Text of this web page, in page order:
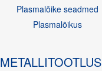
Plasmalõike seadmed
Plasmalõikus
METALLITOOTLUS